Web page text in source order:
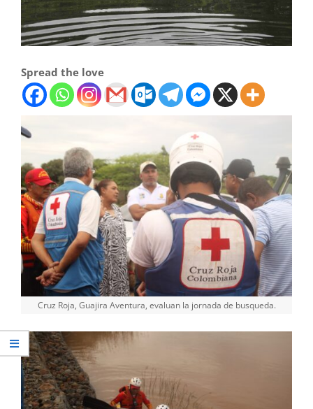
Spread the love
Cruz Roja, Guajira Aventura, evaluan la jornada de busqueda.